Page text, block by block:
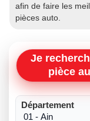
afin de faire les
pièces auto.
Je
pièce
Département